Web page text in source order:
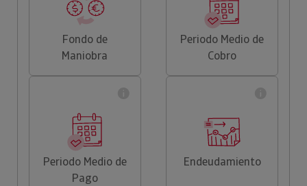
Fondo de
Maniobra
Periodo Medio de
Cobro
Periodo Medio de
Pago
Endeudamiento